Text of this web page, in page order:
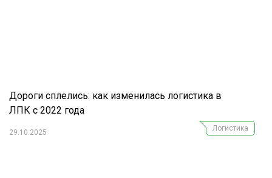
Дороги сплелись: как изменилась логистика в
ЛПК с 2022 года
29.10.2025
Логистика